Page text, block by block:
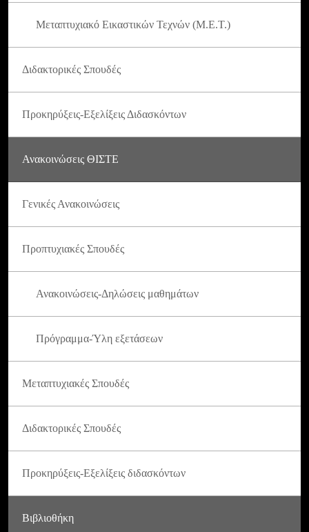
Μεταπτυχιακό Εικαστικών Τεχνών (Μ.Ε.Τ.)
Διδακτορικές Σπουδές
Προκηρύξεις-Εξελίξεις Διδασκόντων
Ανακοινώσεις ΘΙΣΤΕ
Γενικές Ανακοινώσεις
Προπτυχιακές Σπουδές
Ανακοινώσεις-Δηλώσεις μαθημάτων
Πρόγραμμα-Ύλη εξετάσεων
Μεταπτυχιακές Σπουδές
Διδακτορικές Σπουδές
Προκηρύξεις-Εξελίξεις διδασκόντων
Βιβλιοθήκη